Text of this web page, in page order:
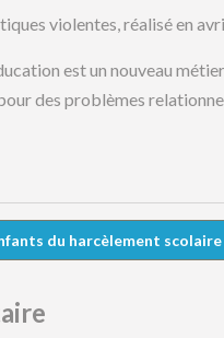
violentes, réalisé en
est un nouveau
des problèmes
du harcèlement scolaire